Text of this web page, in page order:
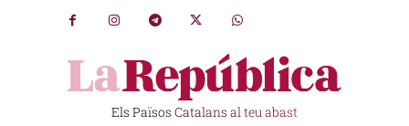
Els Països Catalans al teu abast